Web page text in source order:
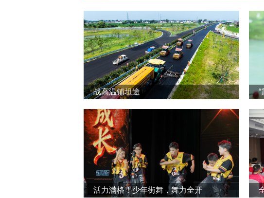
战高温铺坦途
活力满格！少年街舞，舞力全开